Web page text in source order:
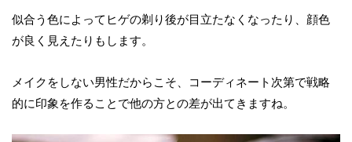
似合う色によってヒゲの剃り後が目立たなくなったり、顔色
が良く見えたりもします。
メイクをしない男性だからこそ、コーディネート次第で戦略
的に印象を作ることで他の方との差が出てきますね。